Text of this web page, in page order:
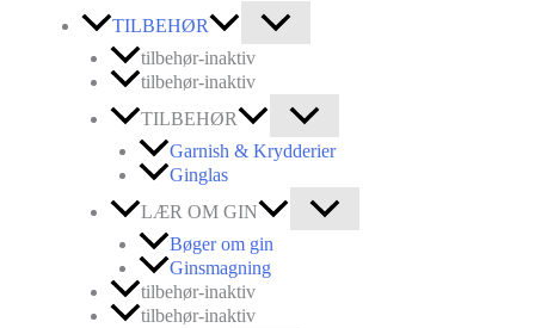
TILBEHØR
tilbehør-inaktiv
tilbehør-inaktiv
TILBEHØR
Garnish & Krydderier
Ginglas
LÆR OM GIN
Bøger om gin
Ginsmagning
tilbehør-inaktiv
tilbehør-inaktiv